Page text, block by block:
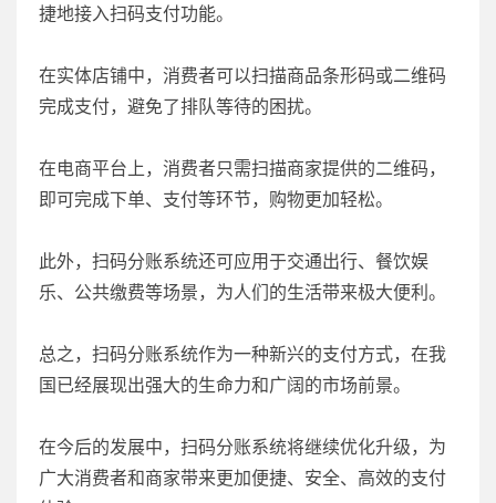
捷地接入扫码支付功能。
在实体店铺中，消费者可以扫描商品条形码或二维码
完成支付，避免了排队等待的困扰。
在电商平台上，消费者只需扫描商家提供的二维码，
即可完成下单、支付等环节，购物更加轻松。
此外，扫码分账系统还可应用于交通出行、餐饮娱
乐、公共缴费等场景，为人们的生活带来极大便利。
总之，扫码分账系统作为一种新兴的支付方式，在我
国已经展现出强大的生命力和广阔的市场前景。
在今后的发展中，扫码分账系统将继续优化升级，为
广大消费者和商家带来更加便捷、安全、高效的支付